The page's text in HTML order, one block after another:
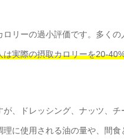
リーの過小評価です。多く
は実際の摂取カロリーを20-
、ドレッシング、ナッツ、
に使用される油の量や、間